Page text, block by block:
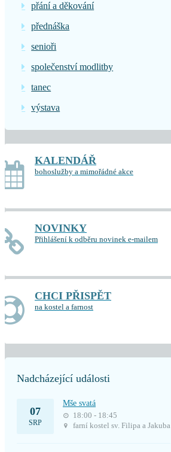
přání a děkování
přednáška
senioři
společenství modlitby
tanec
výstava
KALENDÁŘ
bohoslužby a mimořádné akce
NOVINKY
Přihlášení k odběru novinek e-mailem
CHCI PŘISPĚT
na kostel a farnost
Nadcházející události
07
SRP
Mše svatá
18:00 - 18:45
farní kostel sv. Filipa a Jakuba